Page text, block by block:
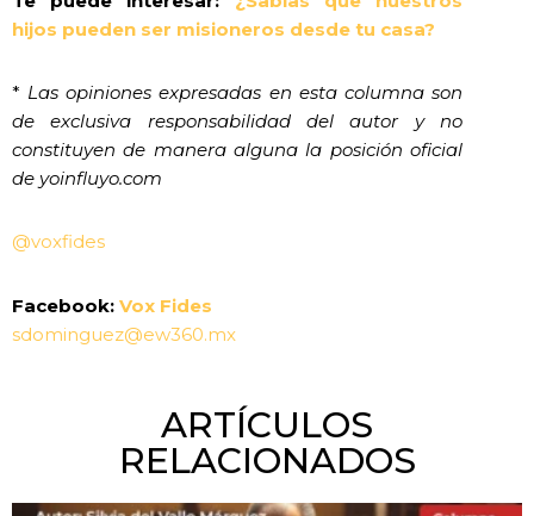
hijos pueden ser misioneros desde tu casa?
* Las opiniones expresadas en esta columna son
de exclusiva responsabilidad del autor y no
constituyen de manera alguna la posición oficial
de yoinfluyo.com
@voxfides
Facebook: Vox Fides
sdominguez@ew360.mx
ARTÍCULOS
RELACIONADOS